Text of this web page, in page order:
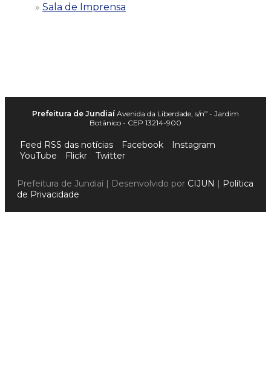
Sala de Imprensa
Prefeitura de Jundiaí Avenida da Liberdade, s/nº - Jardim
Botânico - CEP 13214-900
Feed RSS das notícias Facebook
Instagram
YouTube
Flickr Twitter
Prefeitura de Jundiaí | Desenvolvido por CIJUN | Política
de Privacidade